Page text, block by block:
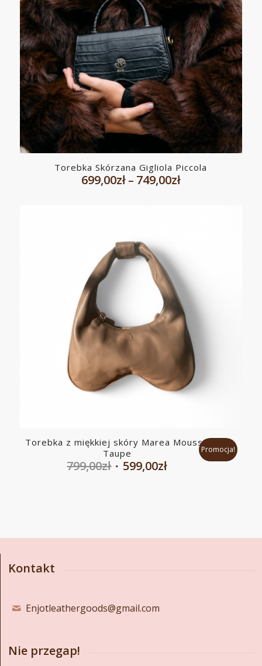
Torebka Skórzana Gigliola Piccola
699,00zł– 749,00złZakres
Torebka z miękkiej skóry Marea Mousse
Taupe
799,00zł Pierwotna
599,00złAktualna
Promocja!
Kontakt
Enjotleathergoods@gmail.com
Nie przegap!